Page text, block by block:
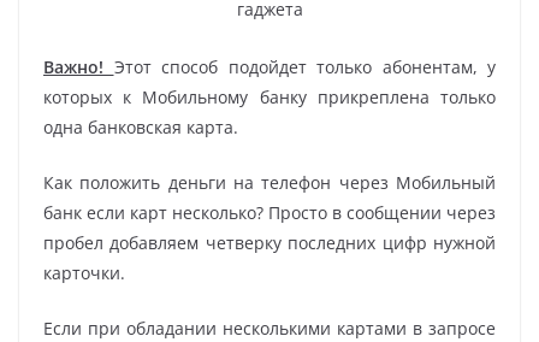
Важно! Этот способ подойдет только абонентам, у
которых к Мобильному банку прикреплена только
одна банковская карта.
Как положить деньги на телефон через Мобильный
банк если карт несколько? Просто в сообщении через
пробел добавляем четверку последних цифр нужной
карточки.
Если при обладании несколькими картами в запросе